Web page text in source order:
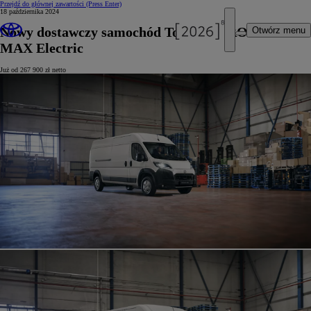
Przejdź do głównej zawartości (Press Enter)
Otwórz menu
18 października 2024
Nowy dostawczy samochód Toyoty – PROACE
MAX Electric
Już od 267 900 zł netto